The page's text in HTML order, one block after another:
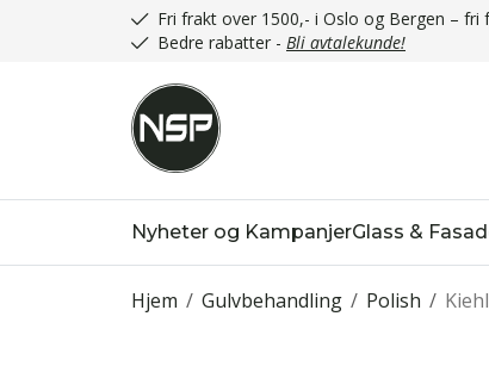
Fri frakt over 1500,- i Oslo og Bergen –
Bedre rabatter - Bli avtalekunde!
Nyheter og KampanjerGlass &
/
Hjem /
Gulvbehandling /
Polish